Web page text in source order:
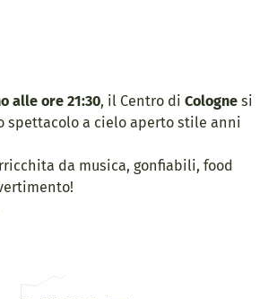
alle ore 21:30, il Centro diCologne si
spettacolo a cielo aperto stile anni
da musica, gonfiabili, food